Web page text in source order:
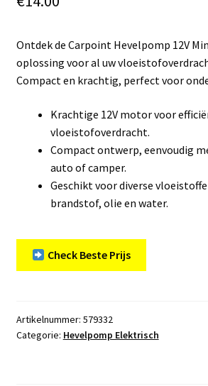
Ontdek de Carpoint Hevelpomp 12V
oplossing voor al uw
Compact en krachtig, perfect voor
Krachtige 12V motor voor
vloeistofoverdracht.
Compact ontwerp, eenvoudig
auto of camper.
Geschikt voor diverse
brandstof, olie en water.
Check Beste Prijs
Artikelnummer: 579332
Categorie: Hevelpomp Elektrisch